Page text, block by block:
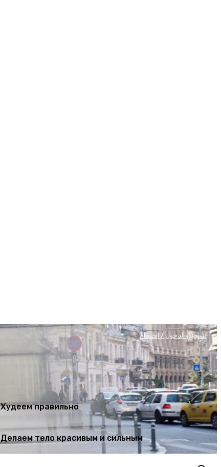
تسجيل الدخول / انضمام
Худеем правильно
Делаем тело красивым и сильным